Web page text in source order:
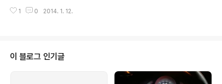
촬영에 핼리캠까지 동원된거 보니, 쉽게 촬영된거 같지는 않고 막대한 자원이
1 0 2014. 1. 12.
이 블로그 인기글